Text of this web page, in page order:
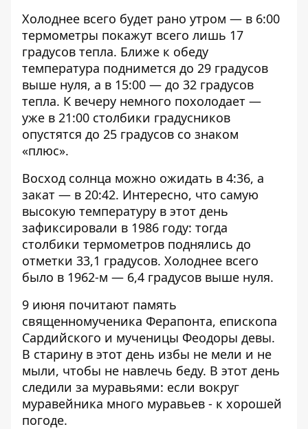
Холоднее всего будет рано утром — в 6:00
термометры покажут всего лишь 17
градусов тепла. Ближе к обеду
температура поднимется до 29 градусов
выше нуля, а в 15:00 — до 32 градусов
тепла. К вечеру немного похолодает —
уже в 21:00 столбики градусников
опустятся до 25 градусов со знаком
«плюс».
Восход солнца можно ожидать в 4:36, а
закат — в 20:42. Интересно, что самую
высокую температуру в этот день
зафиксировали в 1986 году: тогда
столбики термометров поднялись до
отметки 33,1 градусов. Холоднее всего
было в 1962-м — 6,4 градусов выше нуля.
9 июня почитают память
священномученика Ферапонта, епископа
Сардийского и мученицы Феодоры девы.
В старину в этот день избы не мели и не
мыли, чтобы не навлечь беду. В этот день
следили за муравьями: если вокруг
муравейника много муравьев - к хорошей
погоде.